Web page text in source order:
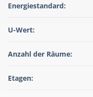
Energiestandard:
U-Wert:
Anzahl der Räume:
Etagen: